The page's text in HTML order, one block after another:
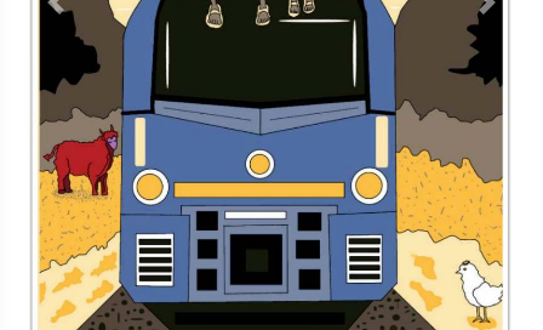
Contacto Aviso de privacidad
Copyright ©2026 Todos los derechos reservados | La Jornada
Maya